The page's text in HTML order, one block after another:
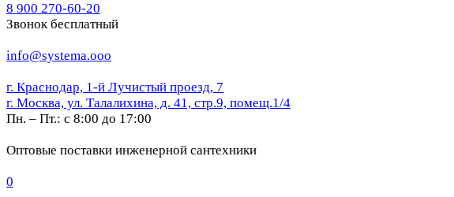
8 900 270-60-20
Звонок бесплатный
info@systema.ooo
г. Краснодар, 1-й Лучистый проезд, 7
г. Москва, ул. Талалихина, д. 41, стр.9, помещ.1/4
Пн. – Пт.: с 8:00 до 17:00
Оптовые поставки инженерной сантехники
0